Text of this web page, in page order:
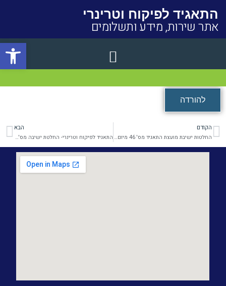
פתח
התאגיד לפיקוח וטרינרי
אתר שירות, מידע ותשלומים
להורדה
קודם
הקודם
החלטות ישיבת מועצת התאגיד מס' 46 מיום 11.10.23
הבא
התאגיד לפיקוח וטרינרי- החלטת ישיבה מס' 48 מיום 7.2.24